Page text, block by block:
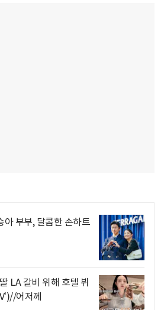
아 부부, 달콤한 손하트
LA 갈비 위해 호텔 뷔
어저께